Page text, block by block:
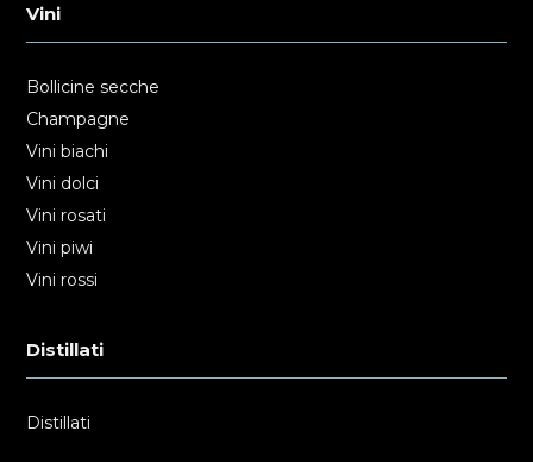
Vini
Bollicine secche
Champagne
Vini biachi
Vini dolci
Vini rosati
Vini piwi
Vini rossi
Distillati
Distillati